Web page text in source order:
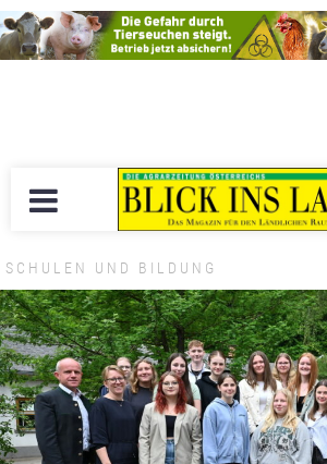
SCHULEN UND BILDUNG